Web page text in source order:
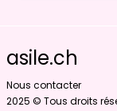
asile.ch
Nous contacter
2025 © Tous droits